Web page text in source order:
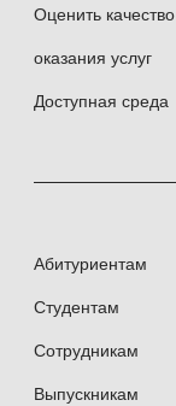
Оценить качество
оказания услуг
Доступная среда
Абитуриентам
Студентам
Сотрудникам
Выпускникам